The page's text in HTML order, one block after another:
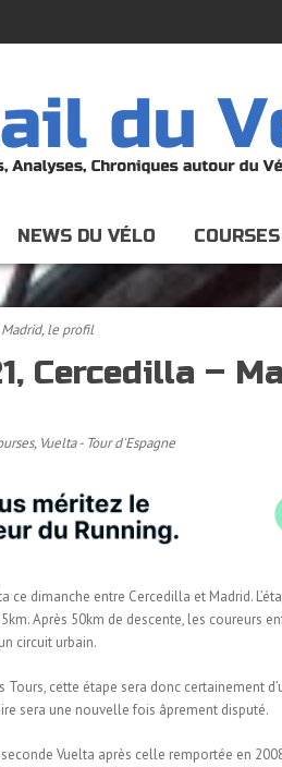
NEWS DU VÉLO COURSES
le profil
Cercedilla –
, Vuelta - Tour d'Espagne
ce dimanche entre Cercedilla et Madrid.
Après 50km de descente, les coureurs
circuit urbain.
cette étape sera donc certainement
sera une nouvelle fois âprement disputé.
Vuelta après celle remportée en